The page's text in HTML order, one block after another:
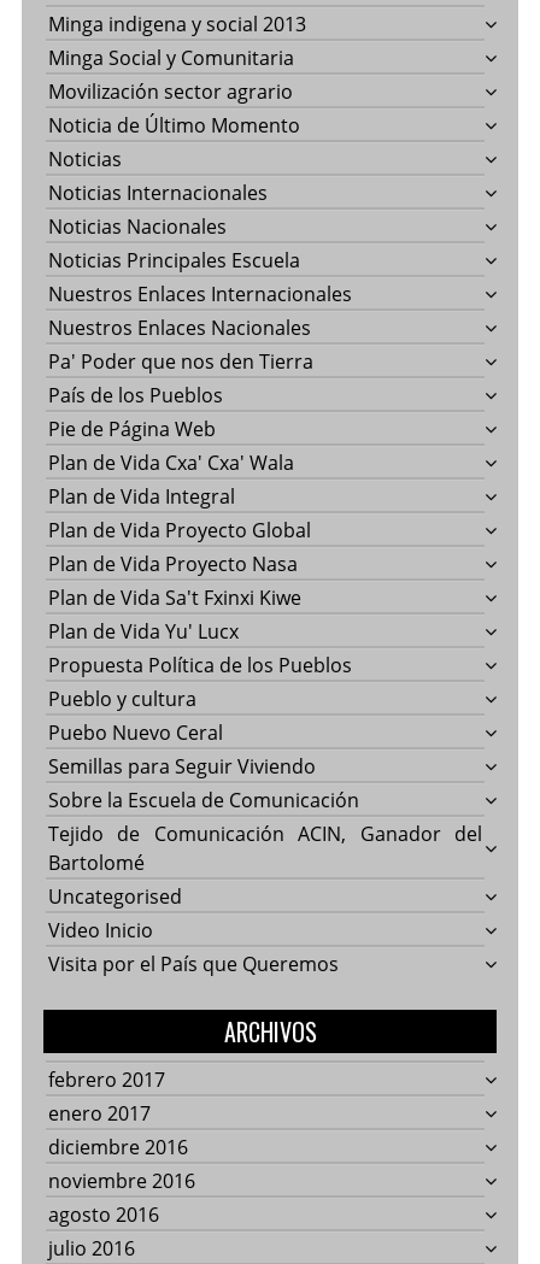
Minga indigena y social 2013
Minga Social y Comunitaria
Movilización sector agrario
Noticia de Último Momento
Noticias
Noticias Internacionales
Noticias Nacionales
Noticias Principales Escuela
Nuestros Enlaces Internacionales
Nuestros Enlaces Nacionales
Pa' Poder que nos den Tierra
País de los Pueblos
Pie de Página Web
Plan de Vida Cxa' Cxa' Wala
Plan de Vida Integral
Plan de Vida Proyecto Global
Plan de Vida Proyecto Nasa
Plan de Vida Sa't Fxinxi Kiwe
Plan de Vida Yu' Lucx
Propuesta Política de los Pueblos
Pueblo y cultura
Puebo Nuevo Ceral
Semillas para Seguir Viviendo
Sobre la Escuela de Comunicación
Tejido de Comunicación ACIN, Ganador del
Bartolomé
Uncategorised
Video Inicio
Visita por el País que Queremos
ARCHIVOS
febrero 2017
enero 2017
diciembre 2016
noviembre 2016
agosto 2016
julio 2016